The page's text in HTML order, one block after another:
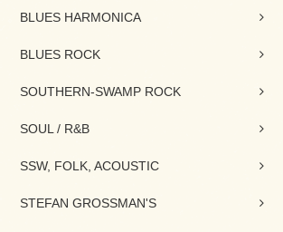
BLUES HARMONICA
BLUES ROCK
SOUTHERN-SWAMP ROCK
SOUL / R&B
SSW, FOLK, ACOUSTIC
STEFAN GROSSMAN'S